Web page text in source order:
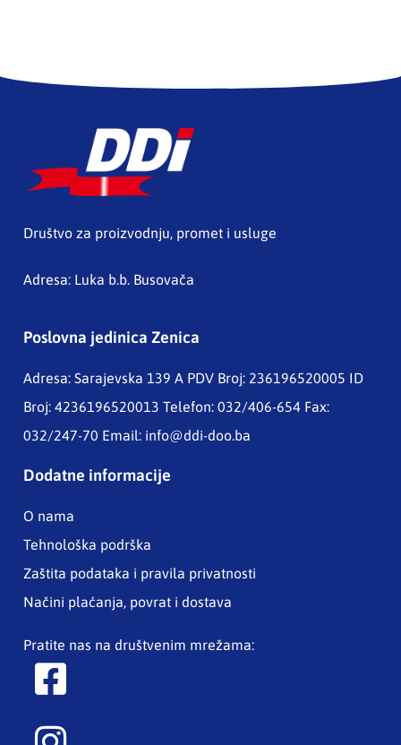
Društvo za proizvodnju, promet i usluge
Adresa: Luka b.b. Busovača
Poslovna jedinica Zenica
Adresa: Sarajevska 139 A PDV Broj: 236196520005 ID
Broj: 4236196520013 Telefon: 032/406-654 Fax:
032/247-70 Email: info@ddi-doo.ba
Dodatne informacije
O nama
Tehnološka podrška
Zaštita podataka i pravila privatnosti
Načini plaćanja, povrat i dostava
Pratite nas na društvenim mrežama: